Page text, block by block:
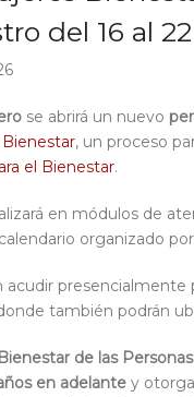
del 16 al
6
se abrirá un nuevo
, un proceso
el Bienestar.
en módulos de
organizado
acudir presencialmente
también podrán
de las
en adelante y